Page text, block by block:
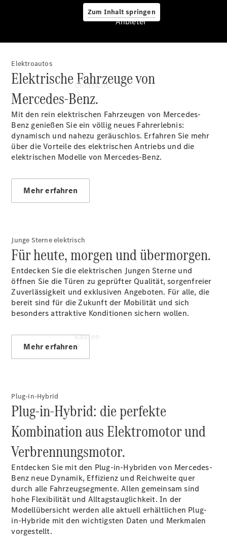
Zum Inhalt springen
Übersicht
Ansprechpartner
finden
Kaufen
Übersicht
Gebrauchtwagensuche
Junge
Sterne -
elektrisch
Anbieter
Elektroautos
Elektrische Fahrzeuge von
Mercedes-Benz.
Mit den rein elektrischen Fahrzeugen von Mercedes-
Benz genießen Sie ein völlig neues Fahrerlebnis:
dynamisch und nahezu geräuschlos. Erfahren Sie mehr
über die Vorteile des elektrischen Antriebs und die
elektrischen Modelle von Mercedes-Benz.
Mehr erfahren
Junge Sterne elektrisch
Für heute, morgen und übermorgen.
Entdecken Sie die elektrischen Jungen Sterne und
öffnen Sie die Türen zu geprüfter Qualität, sorgenfreier
Zuverlässigkeit und exklusiven Angeboten. Für alle, die
bereit sind für die Zukunft der Mobilität und sich
besonders attraktive Konditionen sichern wollen.
Mehr erfahren
Plug-in-Hybrid
Plug-in-Hybrid: die perfekte
Kombination aus Elektromotor und
Verbrennungsmotor.
Entdecken Sie mit den Plug-in-Hybriden von Mercedes-
Benz neue Dynamik, Effizienz und Reichweite quer
durch alle Fahrzeugsegmente. Allen gemeinsam sind
hohe Flexibilität und Alltagstauglichkeit. In der
Modellübersicht werden alle aktuell erhältlichen Plug-
in-Hybride mit den wichtigsten Daten und Merkmalen
vorgestellt.